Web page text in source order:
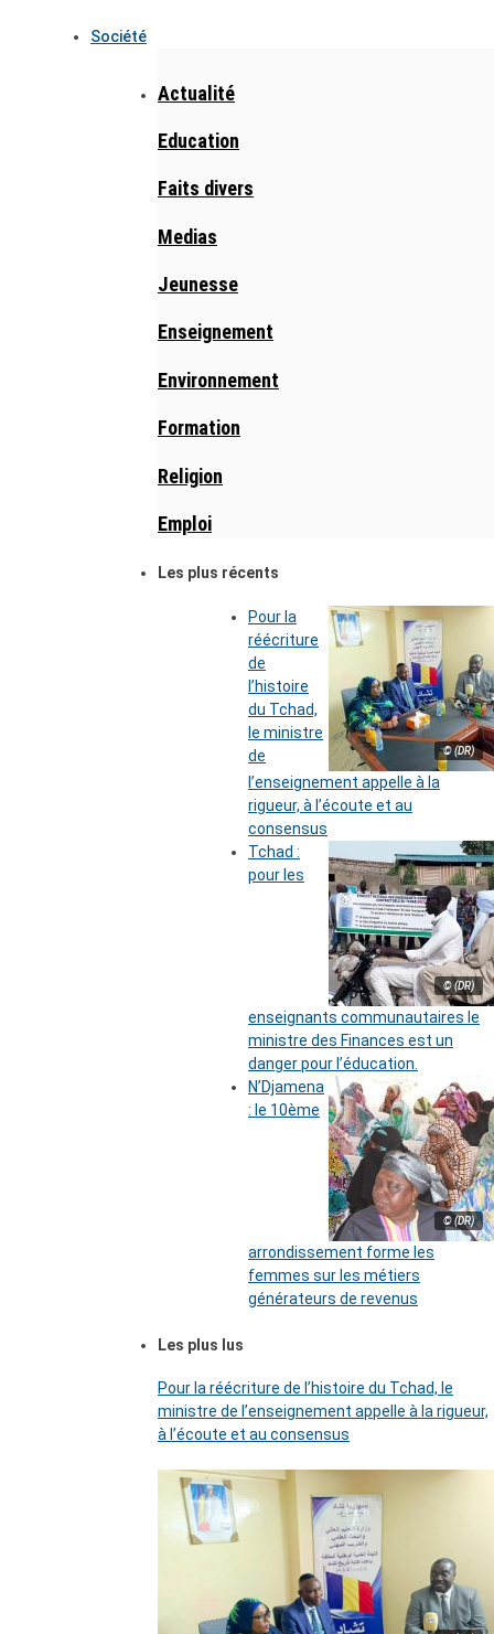
Société
Actualité
Education
Faits divers
Medias
Jeunesse
Enseignement
Environnement
Formation
Religion
Emploi
Les plus récents
© (DR)
Pour la
réécriture
de
l’histoire
du Tchad,
le ministre
de
l’enseignement appelle à la
rigueur, à l’écoute et au
consensus
© (DR)
Tchad :
pour les
enseignants communautaires le
ministre des Finances est un
danger pour l’éducation.
© (DR)
N’Djamena
: le 10ème
arrondissement forme les
femmes sur les métiers
générateurs de revenus
Les plus lus
Pour la réécriture de l’histoire du Tchad, le
ministre de l’enseignement appelle à la rigueur,
à l’écoute et au consensus